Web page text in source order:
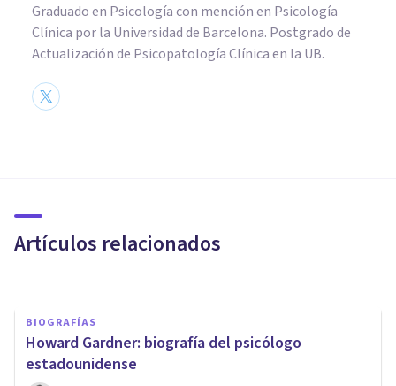
Graduado en Psicología con mención en Psicología
Clínica por la Universidad de Barcelona. Postgrado de
Actualización de Psicopatología Clínica en la UB.
Artículos relacionados
Gestalt
BIOGRAFÍAS
Howard Gardner: biografía del psicólogo
estadounidense